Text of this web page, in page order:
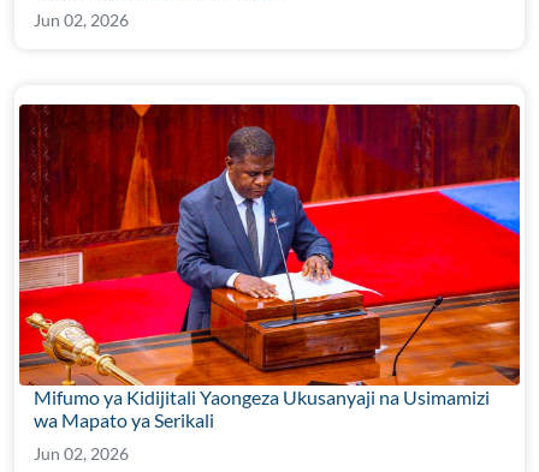
Jun 02, 2026
Mifumo ya Kidijitali Yaongeza Ukusanyaji na Usimamizi
wa Mapato ya Serikali
Jun 02, 2026